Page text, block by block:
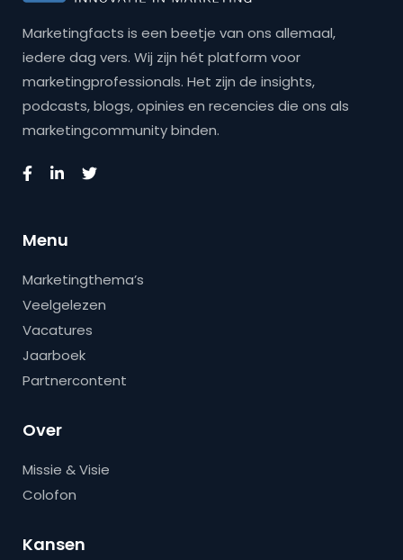
Marketingfacts is een beetje van ons allemaal,
iedere dag vers. Wij zijn hét platform voor
marketingprofessionals. Het zijn de insights,
podcasts, blogs, opinies en recencies die ons als
marketingcommunity binden.
Menu
Marketingthema’s
Veelgelezen
Vacatures
Jaarboek
Partnercontent
Over
Missie & Visie
Colofon
Kansen